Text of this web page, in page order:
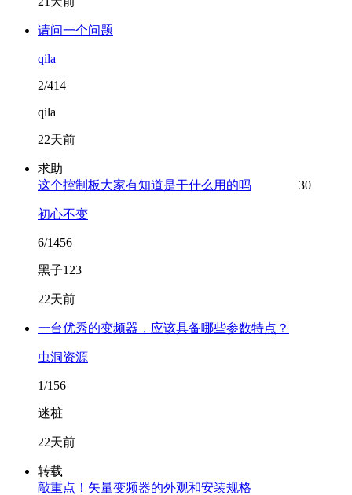
请问一个问题
qila
2/414
qila
22天前
求助
这个控制板大家有知道是干什么用的吗
30
初心不变
6/1456
黑子123
22天前
一台优秀的变频器，应该具备哪些参数特点？
虫洞资源
1/156
迷桩
22天前
转载
敲重点！矢量变频器的外观和安装规格